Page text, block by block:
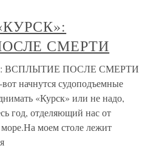
СМЕРТИ
ВСПЛЫТИЕ ПОСЛЕ СМЕРТИ
начнутся судоподъемные
«Курск» или не надо,
год, отделяющий нас от
моем столе лежит